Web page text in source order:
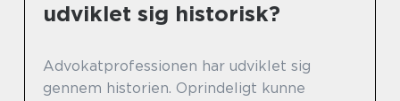
udviklet sig historisk?
Advokatprofessionen har udviklet sig
gennem historien. Oprindeligt kunne